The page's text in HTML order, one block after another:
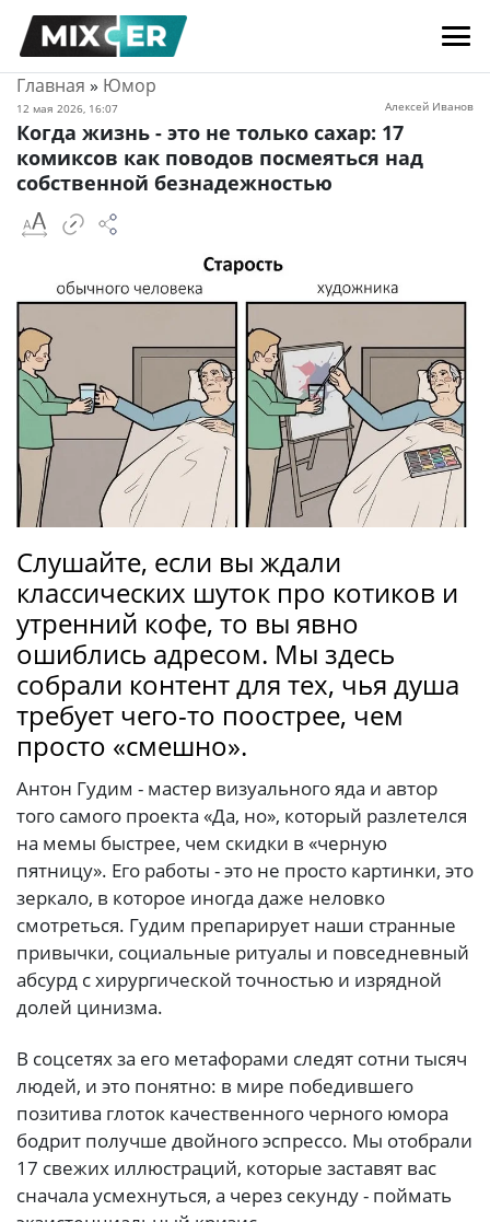
Главная » Юмор
12 мая 2026, 16:07 Алексей Иванов
Когда жизнь - это не только сахар: 17
комиксов как поводов посмеяться над
собственной безнадежностью
Слушайте, если вы ждали
классических шуток про котиков и
утренний кофе, то вы явно
ошиблись адресом. Мы здесь
собрали контент для тех, чья душа
требует чего-то поострее, чем
просто «смешно».
Антон Гудим - мастер визуального яда и автор
того самого проекта «Да, но», который разлетелся
на мемы быстрее, чем скидки в «черную
пятницу». Его работы - это не просто картинки, это
зеркало, в которое иногда даже неловко
смотреться. Гудим препарирует наши странные
привычки, социальные ритуалы и повседневный
абсурд с хирургической точностью и изрядной
долей цинизма.
В соцсетях за его метафорами следят сотни тысяч
людей, и это понятно: в мире победившего
позитива глоток качественного черного юмора
бодрит получше двойного эспрессо. Мы отобрали
17 свежих иллюстраций, которые заставят вас
сначала усмехнуться, а через секунду - поймать